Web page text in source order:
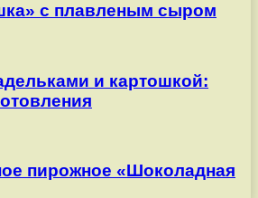
с плавленым сыром
и картошкой:
пирожное «Шоколадная